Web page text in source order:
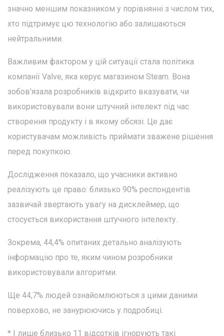
значно меншим показником у порівнянні з числом тих,
хто підтримує цю технологію або залишаються
нейтральними.
Важливим фактором у цій ситуації стала політика
компанії Valve, яка керує магазином Steam. Вона
зобов'язала розробників відкрито вказувати, чи
використовували вони штучний інтелект під час
створення продукту і в якому обсязі. Це дає
користувачам можливість приймати зважене рішення
перед покупкою.
Дослідження показало, що учасники активно
реалізують це право: близько 90% респондентів
зазвичай звертають увагу на дисклеймер, що
стосується використання штучного інтелекту.
Зокрема, 44,4% опитаних детально аналізують
інформацію про те, яким чином розробники
використовували алгоритми.
Ще 44,7% людей ознайомлюються з цими даними
поверхово, не занурюючись у подробиці.
* І лише близько 11 відсотків ігнорують такі